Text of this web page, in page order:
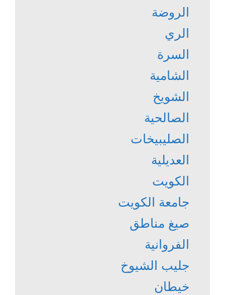
الروضة
الري
السرة
الشامية
الشويخ
الصالحية
الصليبيخات
العديلية
الكويت
جامعة الكويت
صيغ مناطق
الفروانية
جليب الشيوخ
خيطان